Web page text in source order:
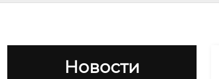
Новости